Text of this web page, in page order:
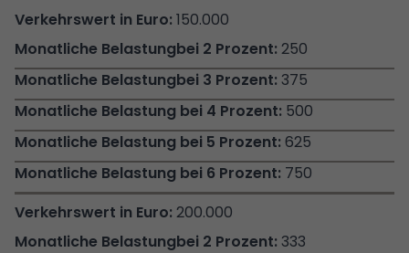
150.000
250
375
500
625
750
200.000
333